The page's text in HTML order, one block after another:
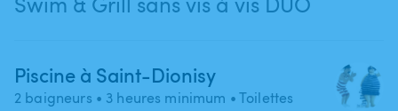
Piscine à Saint-Dionisy
2 baigneurs • 3 heures minimum • Toilettes